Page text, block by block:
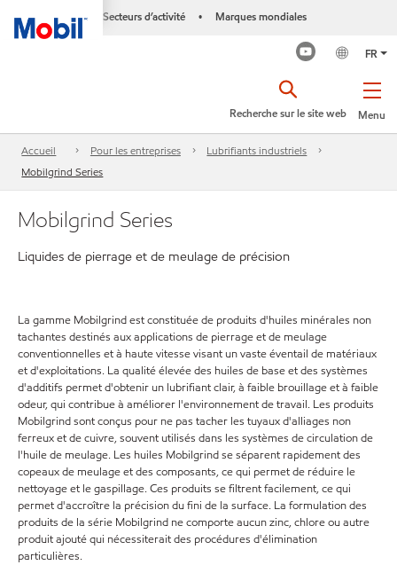
Secteurs d’activité • Marques mondiales
FR
Menu
Recherche sur le site web
Accueil Pour les entreprises
Lubrifiants industriels
Mobilgrind Series
Mobilgrind Series
Liquides de pierrage et de meulage de précision
La gamme Mobilgrind est constituée de produits d'huiles minérales non
tachantes destinés aux applications de pierrage et de meulage
conventionnelles et à haute vitesse visant un vaste éventail de matériaux
et d'exploitations. La qualité élevée des huiles de base et des systèmes
d'additifs permet d'obtenir un lubrifiant clair, à faible brouillage et à faible
odeur, qui contribue à améliorer l'environnement de travail. Les produits
Mobilgrind sont conçus pour ne pas tacher les tuyaux d'alliages non
ferreux et de cuivre, souvent utilisés dans les systèmes de circulation de
l'huile de meulage. Les huiles Mobilgrind se séparent rapidement des
copeaux de meulage et des composants, ce qui permet de réduire le
nettoyage et le gaspillage. Ces produits se filtrent facilement, ce qui
permet d'accroître la précision du fini de la surface. La formulation des
produits de la série Mobilgrind ne comporte aucun zinc, chlore ou autre
produit ajouté qui nécessiterait des procédures d'élimination
particulières.